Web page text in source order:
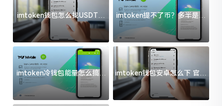
imtoken钱包怎么找USDT地
址？三步搞定不踩坑
imtoken提不了币？多半是这
几件事没处理好
imtoken冷钱包能量怎么搞？
过来人告诉你门道
imtoken钱包安卓怎么下 官方
渠道避坑指南